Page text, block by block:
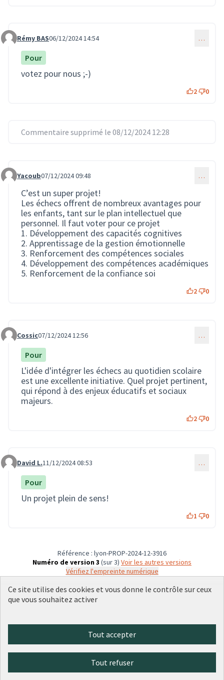
Commentaire 3110
Rémy BAS06/12/2024 14:54 …
Pour
votez pour nous ;-)
2 0
Commentaire supprimé le 08/12/2024 12:28
Commentaire 3131
Yacoub07/12/2024 09:48 …
C’est un super projet!
Les échecs offrent de nombreux avantages pour
les enfants, tant sur le plan intellectuel que
personnel. Il faut voter pour ce projet
1. Développement des capacités cognitives
2. Apprentissage de la gestion émotionnelle
3. Renforcement des compétences sociales
4. Développement des compétences académiques
5. Renforcement de la confiance soi
2 0
Commentaire 3135
Cossic07/12/2024 12:56 …
Pour
L'idée d'intégrer les échecs au quotidien scolaire
est une excellente initiative. Quel projet pertinent,
qui répond à des enjeux éducatifs et sociaux
majeurs.
2 0
Commentaire 3258
David L.11/12/2024 08:53 …
Pour
Un projet plein de sens!
1 0
Référence : lyon-PROP-2024-12-3916
Numéro de version 3 (sur 3)
voir les autres versions
Vérifiez l'empreinte numérique
(Lien externe)
(Lien externe)
(Lien externe)
(Lien externe)
(Lien externe)
Ce site utilise des cookies et vous donne le contrôle sur ceux
que vous souhaitez activer
Tout accepter
Tout refuser